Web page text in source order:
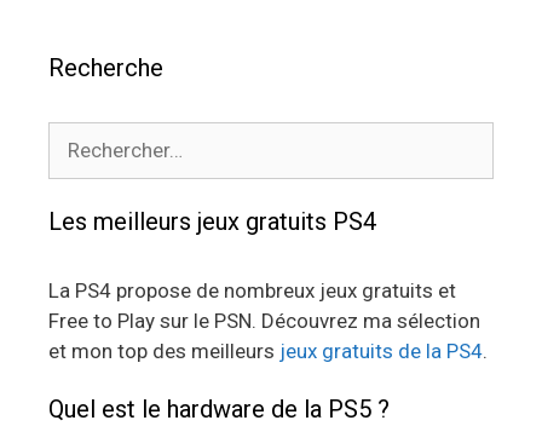
Recherche
Les meilleurs jeux gratuits PS4
La PS4 propose de nombreux jeux gratuits et
Free to Play sur le PSN. Découvrez ma sélection
et mon top des meilleurs jeux gratuits de la PS4.
Quel est le hardware de la PS5 ?